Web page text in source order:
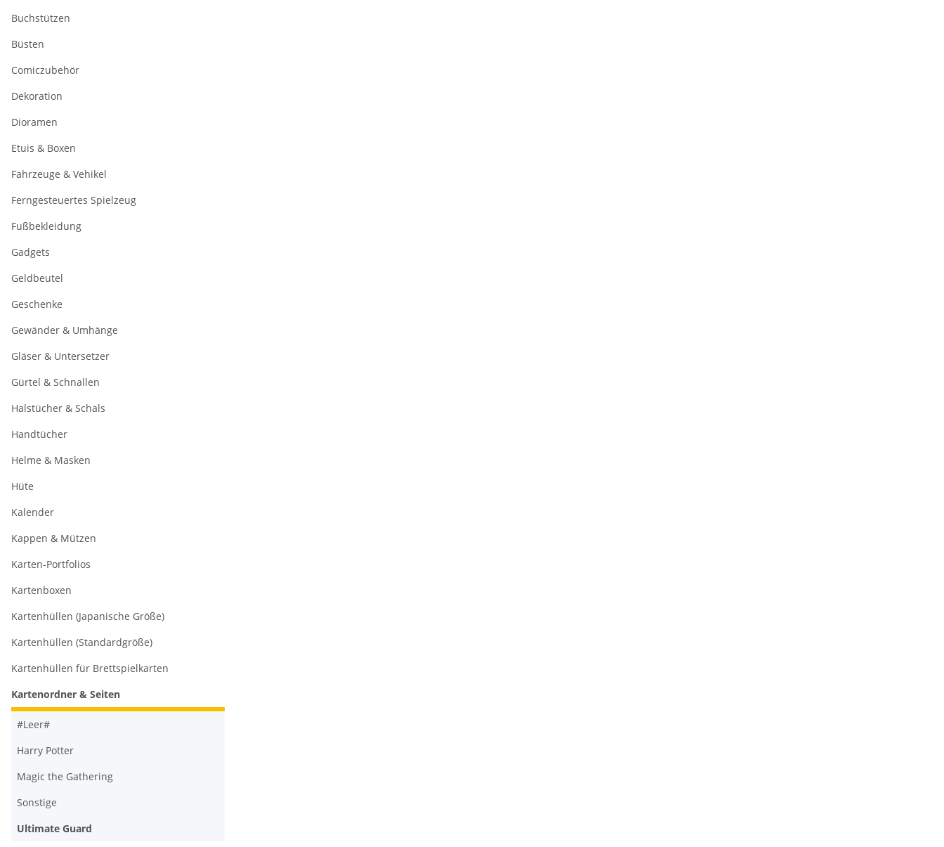
Buchstützen
Büsten
Comiczubehör
Dekoration
Dioramen
Etuis & Boxen
Fahrzeuge & Vehikel
Ferngesteuertes Spielzeug
Fußbekleidung
Gadgets
Geldbeutel
Geschenke
Gewänder & Umhänge
Gläser & Untersetzer
Gürtel & Schnallen
Halstücher & Schals
Handtücher
Helme & Masken
Hüte
Kalender
Kappen & Mützen
Karten-Portfolios
Kartenboxen
Kartenhüllen (Japanische Größe)
Kartenhüllen (Standardgröße)
Kartenhüllen für Brettspielkarten
Kartenordner & Seiten
#Leer#
Harry Potter
Magic the Gathering
Sonstige
Ultimate Guard